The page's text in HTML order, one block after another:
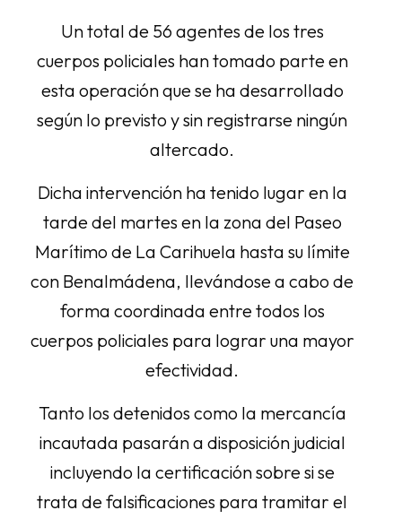
Un total de 56 agentes de los tres
cuerpos policiales han tomado parte en
esta operación que se ha desarrollado
según lo previsto y sin registrarse ningún
altercado.
Dicha intervención ha tenido lugar en la
tarde del martes en la zona del Paseo
Marítimo de La Carihuela hasta su límite
con Benalmádena, llevándose a cabo de
forma coordinada entre todos los
cuerpos policiales para lograr una mayor
efectividad.
Tanto los detenidos como la mercancía
incautada pasarán a disposición judicial
incluyendo la certificación sobre si se
trata de falsificaciones para tramitar el